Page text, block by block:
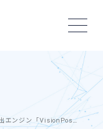
トヨタ自動車のリハビリテーション支援ロボット 「ウェルウォークWW-2000」に提供